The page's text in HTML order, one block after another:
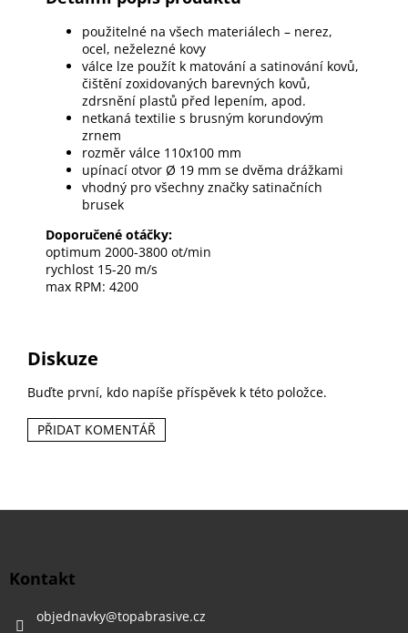
použitelné na všech materiálech – nerez,
ocel, neželezné kovy
válce lze použít k matování a satinování kovů,
čištění zoxidovaných barevných kovů,
zdrsnění plastů před lepením, apod.
netkaná textilie s brusným korundovým
zrnem
rozměr válce 110x100 mm
upínací otvor Ø 19 mm se dvěma drážkami
vhodný pro všechny značky satinačních
brusek
Doporučené otáčky:
optimum 2000-3800 ot/min
rychlost 15-20 m/s
max RPM: 4200
Diskuze
Buďte první, kdo napíše příspěvek k této položce.
PŘIDAT KOMENTÁŘ
Z
Kontakt
objednavky@topabrasive.cz